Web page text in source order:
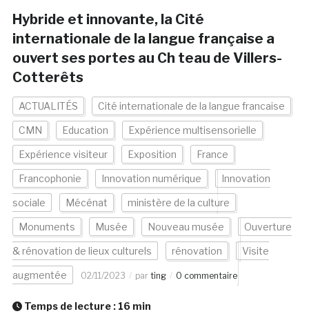
Hybride et innovante, la Cité
internationale de la langue française a
ouvert ses portes au Ch teau de Villers-
Cotterêts
ACTUALITÉS Cité internationale de la langue francaise
CMN Education Expérience multisensorielle
Expérience visiteur Exposition France
Francophonie Innovation numérique Innovation
sociale Mécénat ministère de la culture
Monuments Musée Nouveau musée Ouverture
& rénovation de lieux culturels rénovation Visite
augmentée 02/11/2023 par ting 0 commentaire
Temps de lecture : 16 min